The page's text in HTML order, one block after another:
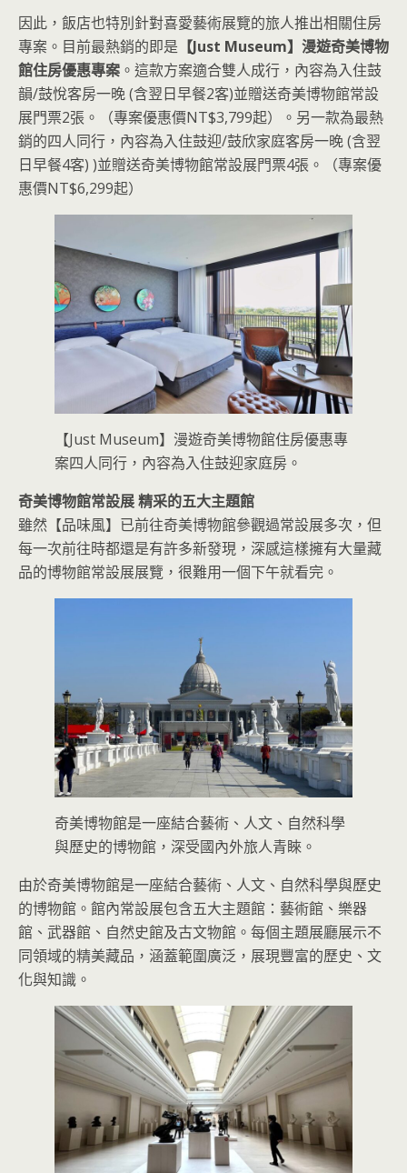
因此，飯店也特別針對喜愛藝術展覽的旅人推出相關住房
專案。目前最熱銷的即是 【Just Museum】漫遊奇美博物
館住房優惠專案 。這款方案適合雙人成行，內容為入住鼓
韻/鼓悅客房一晚 (含翌日早餐2客)並贈送奇美博物館常設
展門票2張。（專案優惠價NT$3,799起）。另一款為最熱
銷的四人同行，內容為入住鼓迎/鼓欣家庭客房一晚 (含翌
日早餐4客) )並贈送奇美博物館常設展門票4張。（專案優
惠價NT$6,299起）
【Just Museum】漫遊奇美博物館住房優惠專
案四人同行，內容為入住鼓迎家庭房。
奇美博物館常設展 精采的五大主題館
雖然【品味風】已前往奇美博物館參觀過常設展多次，但
每一次前往時都還是有許多新發現，深感這樣擁有大量藏
品的博物館常設展展覽，很難用一個下午就看完。
奇美博物館是一座結合藝術、人文、自然科學
與歷史的博物館，深受國內外旅人青睞。
由於奇美博物館是一座結合藝術、人文、自然科學與歷史
的博物館。館內常設展包含五大主題館：藝術館、樂器
館、武器館、自然史館及古文物館。每個主題展廳展示不
同領域的精美藏品，涵蓋範圍廣泛，展現豐富的歷史、文
化與知識。